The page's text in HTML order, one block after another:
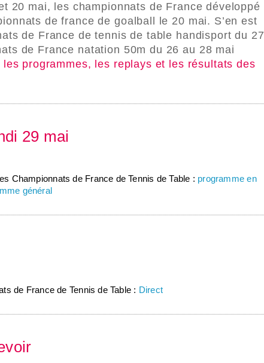
20 mai, les championnats de France développé
de france de goalball le 20 mai. S’en est
de France detennis de table handisport du 27
de France natation 50m du 26 au 28 mai
programmes, les replays et les résultats des
29 mai
Championnats de France de Tennis de Table : programme en
général
de France de Tennis de Table : Direct